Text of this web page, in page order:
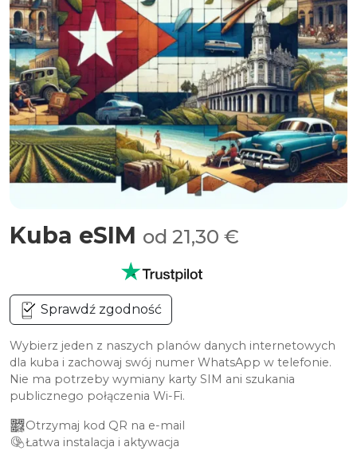
Kuba eSIM od 21,30 €
Sprawdź zgodność
Wybierz jeden z naszych planów danych internetowych
dla kuba i zachowaj swój numer WhatsApp w telefonie.
Nie ma potrzeby wymiany karty SIM ani szukania
publicznego połączenia Wi-Fi.
Otrzymaj kod QR na e-mail
Łatwa instalacja i aktywacja